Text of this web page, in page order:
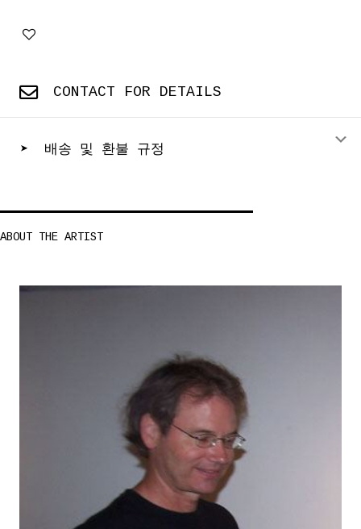
CONTACT FOR DETAILS
➤ 배송 및 환불 규정
ABOUT THE ARTIST